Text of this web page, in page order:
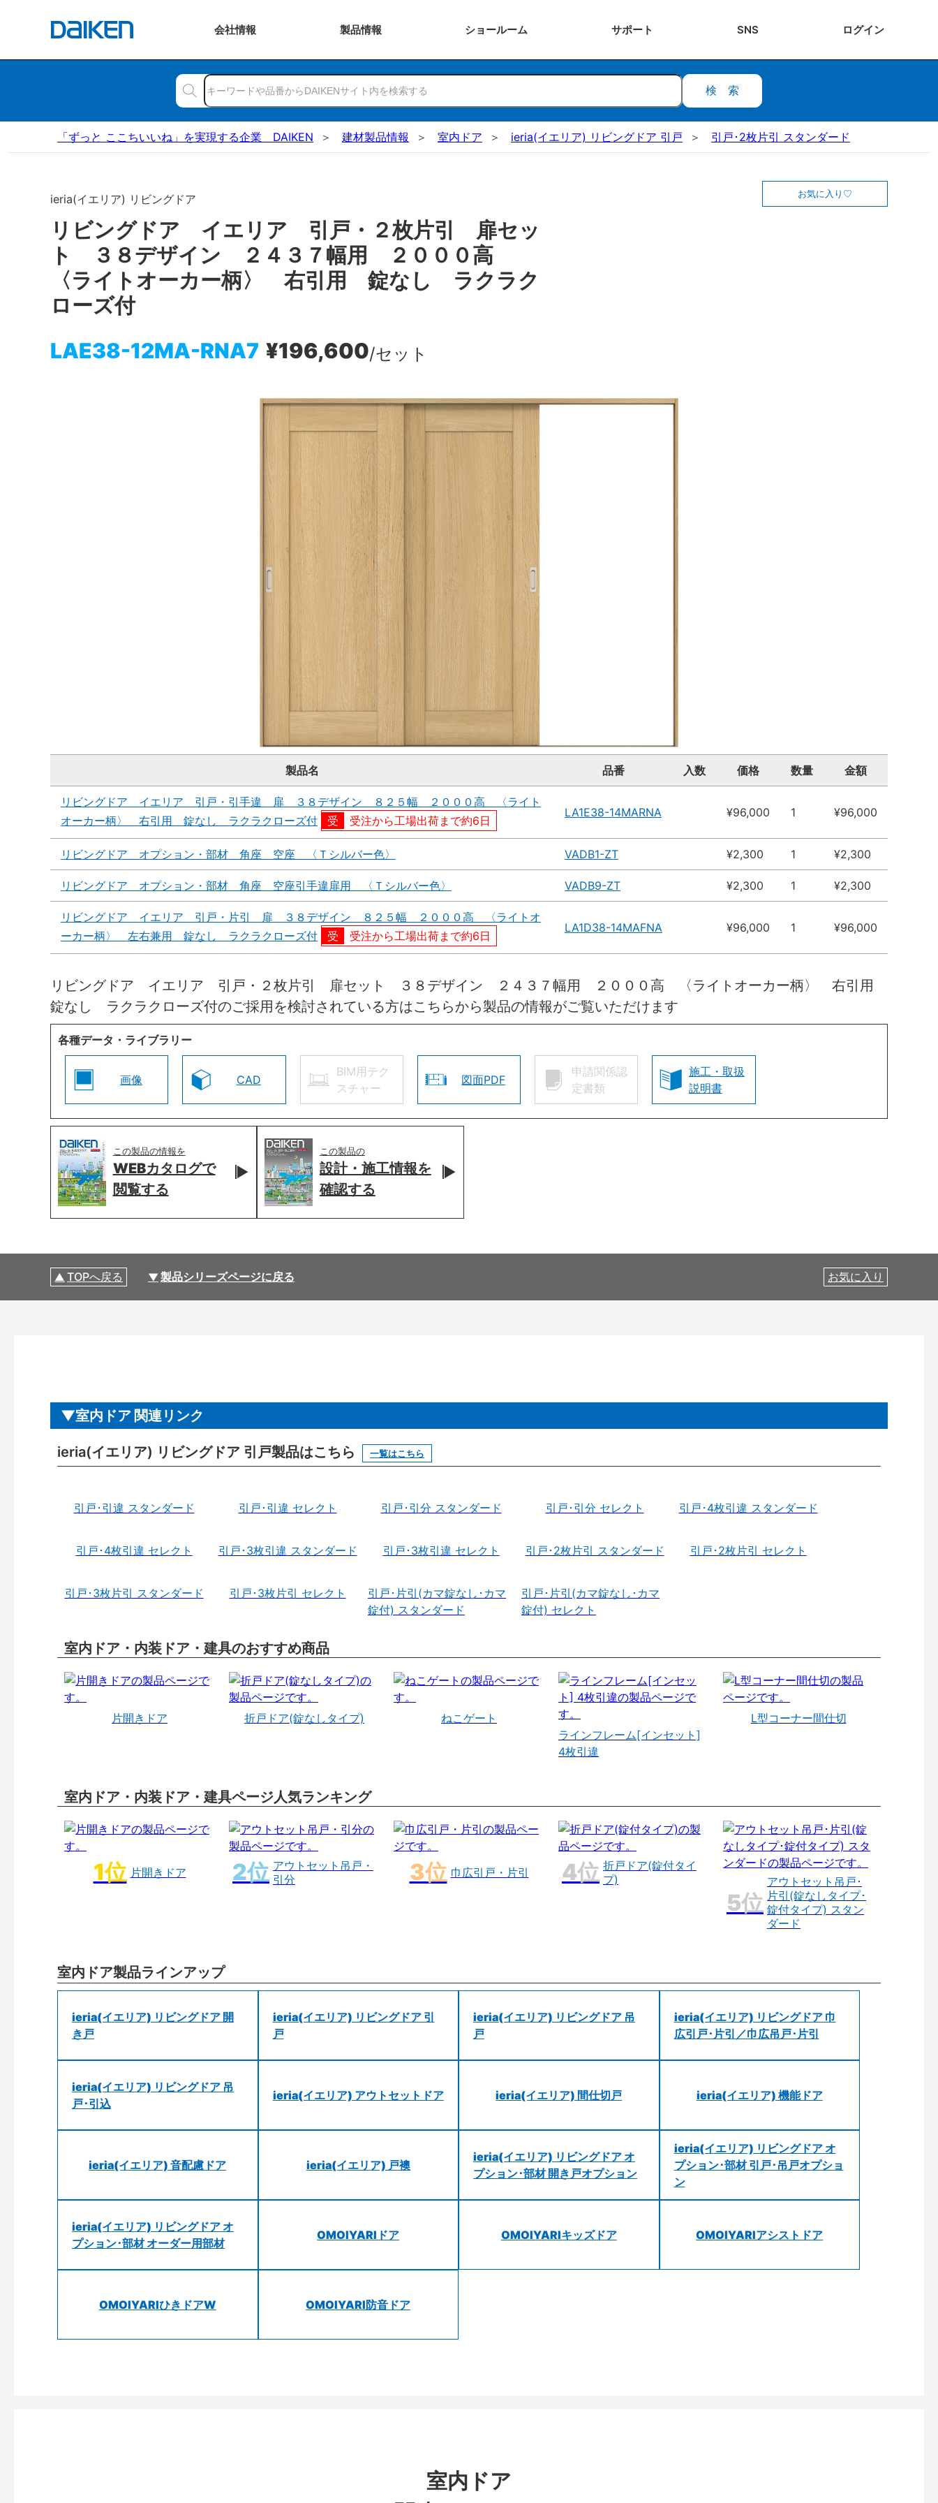
会社情報 製品情報 ショールーム サポート SNS ログイン
検索
「ずっと ここちいいね」を実現する企業 DAIKEN 建材製品情報 室内ドア ieria(イエリア) リビングドア 引戸 引戸･2枚片引 スタンダード
ieria(イエリア) リビングドア
リビングドア イエリア 引戸・２枚片引 扉セッ
ト ３８デザイン ２４３７幅用 ２０００高
〈ライトオーカー柄〉 右引用 錠なし ラクラク
ローズ付
LAE38-12MA-RNA7 ¥196,600/セット
お気に入り
製品名 品番 入数 価格 数量 金額
リビングドア イエリア 引戸・引手違 扉 ３８デザイン ８２５幅 ２０００高 〈ライト
オーカー柄〉 右引用 錠なし ラクラクローズ付
受注から工場出荷まで約6日
LA1E38-14MARNA ¥96,000 1 ¥96,000
リビングドア オプション・部材 角座 空座 〈Ｔシルバー色〉 VADB1-ZT ¥2,300 1 ¥2,300
リビングドア オプション・部材 角座 空座引手違扉用 〈Ｔシルバー色〉 VADB9-ZT ¥2,300 1 ¥2,300
リビングドア イエリア 引戸・片引 扉 ３８デザイン ８２５幅 ２０００高 〈ライトオ
ーカー柄〉 左右兼用 錠なし ラクラクローズ付
受注から工場出荷まで約6日
LA1D38-14MAFNA ¥96,000 1 ¥96,000
リビングドア イエリア 引戸・２枚片引 扉セット ３８デザイン ２４３７幅用 ２０００高 〈ライトオーカー柄〉 右引用
錠なし ラクラクローズ付のご採用を検討されている方はこちらから製品の情報がご覧いただけます
各種データ・ライブラリー
画像 CAD
BIM用テク
スチャー
図面PDF
申請関係認
定書類
施工・取扱
説明書
この製品の情報を
WEBカタログで
閲覧する
この製品の
設計・施工情報を
確認する
TOPへ戻る 製品シリーズページに戻る お気に入り
室内ドア 関連リンク
ieria(イエリア) リビングドア 引戸製品はこちら 一覧はこちら
引戸･引違 スタンダード 引戸･引違 セレクト 引戸･引分 スタンダード 引戸･引分 セレクト 引戸･4枚引違 スタンダード
引戸･4枚引違 セレクト 引戸･3枚引違 スタンダード 引戸･3枚引違 セレクト 引戸･2枚片引 スタンダード 引戸･2枚片引 セレクト
引戸･3枚片引 スタンダード 引戸･3枚片引 セレクト
引戸･片引(カマ錠なし･カマ
錠付) スタンダード
引戸･片引(カマ錠なし･カマ
錠付) セレクト
室内ドア・内装ドア・建具のおすすめ商品
片開きドア 折戸ドア(錠なしタイプ)
ねこゲート
ラインフレーム[インセット]
4枚引違
L型コーナー間仕切
室内ドア・内装ドア・建具ページ人気ランキング
片開きドア
アウトセット吊戸・
引分
巾広引戸・片引
折戸ドア(錠付タイ
プ)
アウトセット吊戸･
片引(錠なしタイプ･
錠付タイプ) スタン
ダード
室内ドア製品ラインアップ
ieria(イエリア) リビングドア 開
き戸
ieria(イエリア) リビングドア 引
戸
ieria(イエリア) リビングドア 吊
戸
ieria(イエリア) リビングドア 巾
広引戸･片引／巾広吊戸･片引
ieria(イエリア) リビングドア 吊
戸･引込
ieria(イエリア) アウトセットドア ieria(イエリア) 間仕切戸 ieria(イエリア) 機能ドア
ieria(イエリア) 音配慮ドア ieria(イエリア) 戸襖
ieria(イエリア) リビングドア オ
プション･部材 開き戸オプション
ieria(イエリア) リビングドア オ
プション･部材 引戸･吊戸オプショ
ン
ieria(イエリア) リビングドア オ
プション･部材 オーダー用部材
OMOIYARIドア OMOIYARIキッズドア OMOIYARIアシストドア
OMOIYARIひきドアW OMOIYARI防音ドア
室内ドア